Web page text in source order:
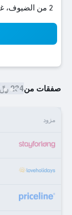
2 من الضيوف، غرفة واحدة
صفقات من234 ﷼
مزود